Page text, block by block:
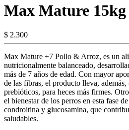
Max Mature 15kg
$ 2.300
Max Mature +7 Pollo & Arroz, es un
nutricionalmente balanceado,
más de 7 años de edad. Con mayor
de las fibras, el producto lleva,
prebióticos, para heces más firmes.
el bienestar de los perros en esta fase
condroitina y glucosamina, que
saludables.